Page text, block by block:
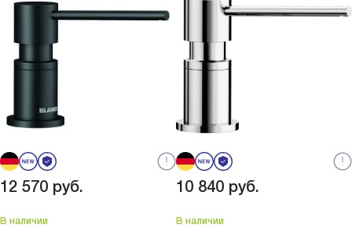
12 570 руб.
В наличии
10 840 руб.
В наличии